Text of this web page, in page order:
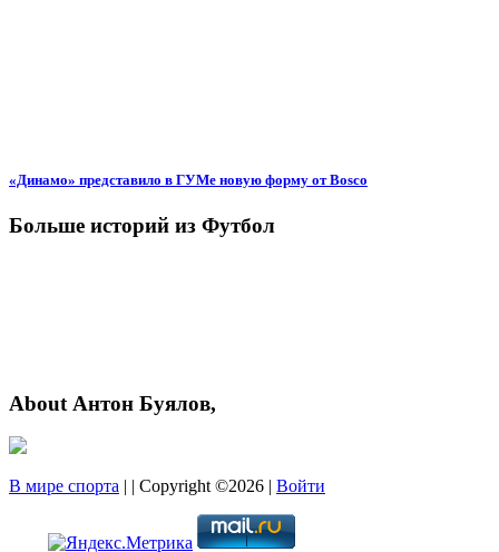
«Динамо» представило в ГУМе новую форму от Bosco
Больше историй из Футбол
About Антон Буялов,
В мире спорта | | Copyright ©2026 | Войти